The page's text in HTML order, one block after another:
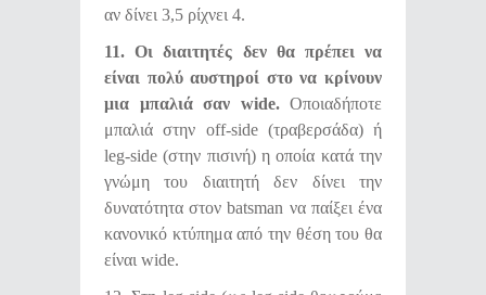
αν δίνει 3,5 ρίχνει 4.
11. Οι διαιτητές δεν θα πρέπει να
είναι πολύ αυστηροί στο να κρίνουν
μια μπαλιά σαν wide.Οποιαδήποτε
μπαλιά στην off-side (τραβερσάδα) ή
leg-side (στην πισινή) η οποία κατά την
γνώμη του διαιτητή δεν δίνει την
δυνατότητα στον batsman να παίξει ένα
κανονικό κτύπημα από την θέση του θα
είναι wide.